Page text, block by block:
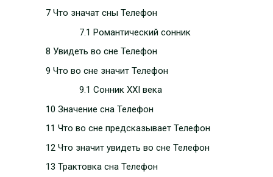
7 Что значат сны Телефон
7.1 Романтический сонник
8 Увидеть во сне Телефон
9 Что во сне значит Телефон
9.1 Сонник XXI века
10 Значение сна Телефон
11 Что во сне предсказывает Телефон
12 Что значит увидеть во сне Телефон
13 Трактовка сна Телефон